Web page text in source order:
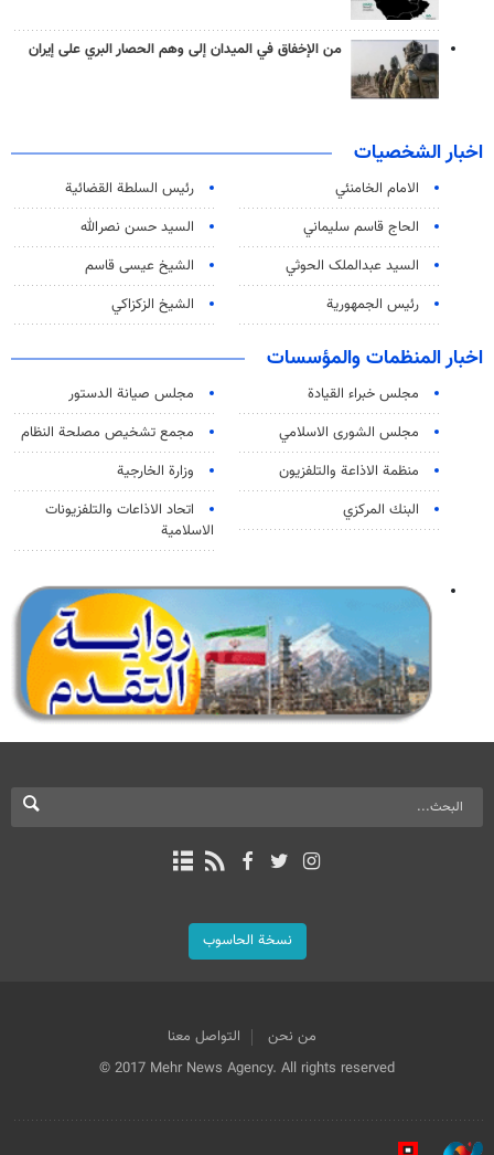
من الإخفاق في الميدان إلى وهم الحصار البري على إيران
اخبار الشخصيات
الامام الخامنئي
رئیس السلطة القضائیة
الحاج قاسم سليماني
السيد حسن نصرالله
السید عبدالملک الحوثي
الشيخ عيسى قاسم
رئيس الجمهورية
الشيخ الزكزاكي
اخبار المنظمات والمؤسسات
مجلس خبراء القيادة
مجلس صيانة الدستور
مجلس الشورى الاسلامي
مجمع تشخيص مصلحة النظام
منظمة الاذاعة والتلفزیون
وزارة الخارجية
البنك المركزي
اتحاد الاذاعات والتلفزيونات
الاسلامية
نسخة الحاسوب
من نحن
التواصل معنا
© 2017 Mehr News Agency. All rights reserved